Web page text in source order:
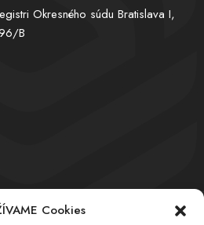
Cookies
Okresného súdu Bratislava I,
B